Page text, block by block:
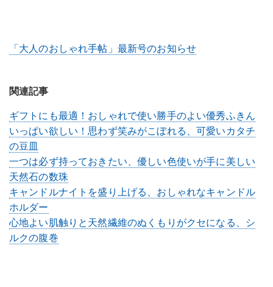
「大人のおしゃれ手帖」最新号のお知らせ
関連記事
ギフトにも最適！おしゃれで使い勝手のよい優秀ふきん
いっぱい欲しい！思わず笑みがこぼれる、可愛いカタチ
の豆皿
一つは必ず持っておきたい、優しい色使いが手に美しい
天然石の数珠
キャンドルナイトを盛り上げる、おしゃれなキャンドル
ホルダー
心地よい肌触りと天然繊維のぬくもりがクセになる、シ
ルクの腹巻